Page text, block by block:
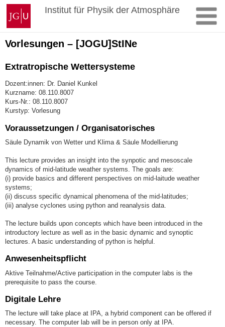
Zum
Inhalt
springen
Johannes
Gutenberg-
Universität
Mainz
Institut für Physik der Atmosphäre
Vorlesungen – [JOGU]StINe
Extratropische Wettersysteme
Dozent:innen: Dr. Daniel Kunkel
Kurzname: 08.110.8007
Kurs-Nr.: 08.110.8007
Kurstyp: Vorlesung
Voraussetzungen / Organisatorisches
Säule Dynamik von Wetter und Klima & Säule Modellierung
This lecture provides an insight into the synpotic and mesoscale
dynamics of mid-latitude weather systems. The goals are:
(i) provide basics and different perspectives on mid-laitude weather
systems;
(ii) discuss specific dynamical phenomena of the mid-latitudes;
(iii) analyse cyclones using python and reanalysis data.
The lecture builds upon concepts which have been introduced in the
introductory lecture as well as in the basic dynamic and synoptic
lectures. A basic understanding of python is helpful.
Anwesenheitspflicht
Aktive Teilnahme/Active participation in the computer labs is the
prerequisite to pass the course.
Digitale Lehre
The lecture will take place at IPA, a hybrid component can be offered if
necessary. The computer lab will be in person only at IPA.